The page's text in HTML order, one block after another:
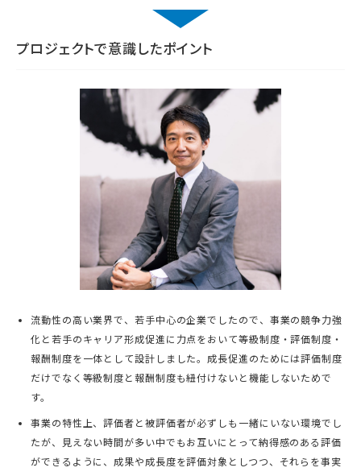
プロジェクトで意識したポイント
流動性の高い業界で、若手中心の企業でしたので、事業の競争力強
化と若手のキャリア形成促進に力点をおいて等級制度・評価制度・
報酬制度を一体として設計しました。成長促進のためには評価制度
だけでなく等級制度と報酬制度も紐付けないと機能しないためで
す。
事業の特性上、評価者と被評価者が必ずしも一緒にいない環境でし
たが、見えない時間が多い中でもお互いにとって納得感のある評価
ができるように、成果や成長度を評価対象としつつ、それらを事実